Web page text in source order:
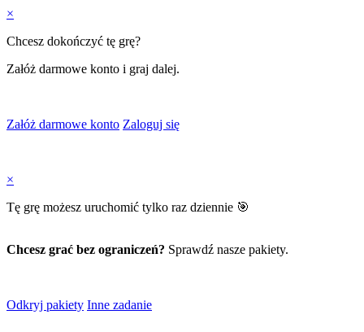
×
Chcesz dokończyć tę grę?
Załóż darmowe konto i graj dalej.
Załóż darmowe konto Zaloguj się
×
Tę grę możesz uruchomić tylko raz dziennie 🎯
Chcesz grać bez ograniczeń? Sprawdź nasze pakiety.
Odkryj pakiety Inne zadanie